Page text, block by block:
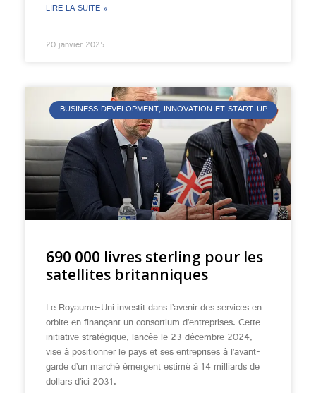
LIRE LA SUITE »
20 janvier 2025
BUSINESS DEVELOPMENT, INNOVATION ET START-UP
690 000 livres sterling pour les
satellites britanniques
Le Royaume-Uni investit dans l’avenir des services en
orbite en finançant un consortium d’entreprises. Cette
initiative stratégique, lancée le 23 décembre 2024,
vise à positionner le pays et ses entreprises à l’avant-
garde d’un marché émergent estimé à 14 milliards de
dollars d’ici 2031.